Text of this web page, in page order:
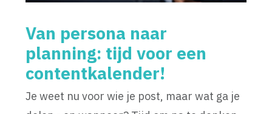
Van persona naar
planning: tijd voor een
contentkalender!
Je weet nu voor wie je post, maar wat ga je